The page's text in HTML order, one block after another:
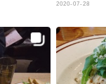
2020-07-28